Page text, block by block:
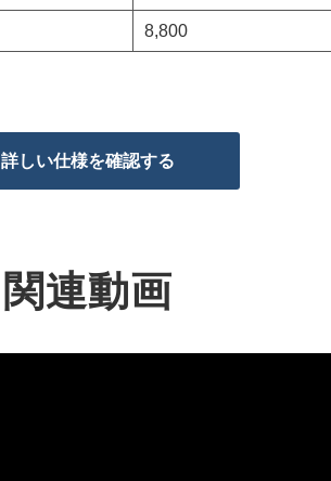
8,800
詳しい仕様を確認する
関連動画